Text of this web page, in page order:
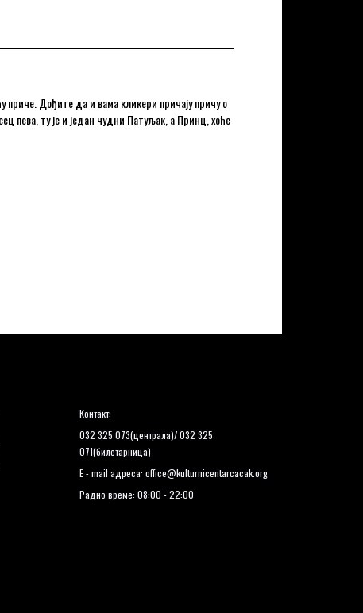
приче. Дођите да и вама кликери причају причу о
пева, ту је и један чудни Патуљак, а Принц, хоће
Контакт:
032 325 073(централа)/ 032 325
071(билетарница)
E - mail адреса: office@kulturnicentarcacak.org
Радно време: 08:00 - 22:00